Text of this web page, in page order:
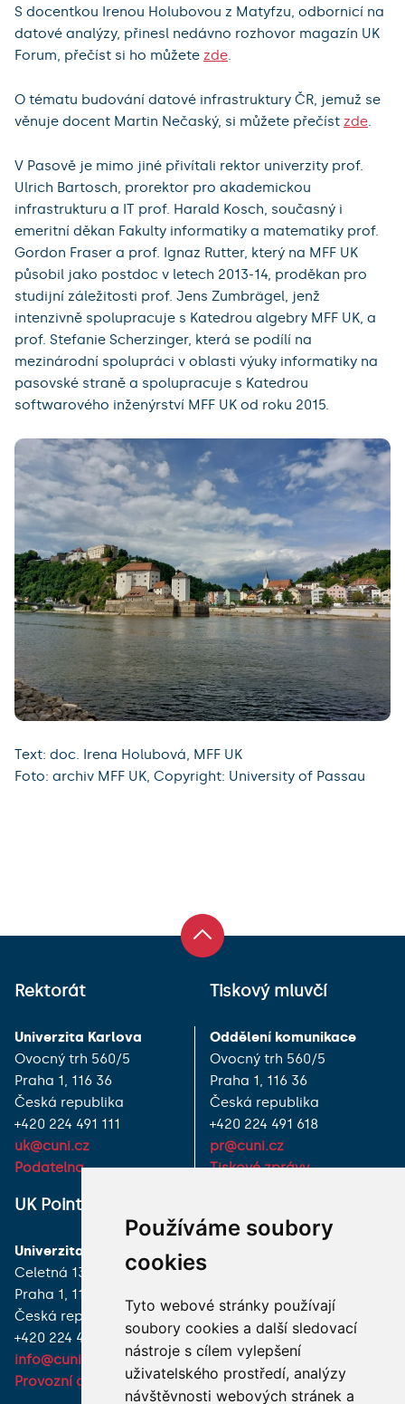
Používáme soubory
cookies
Tyto webové stránky používají
soubory cookies a další sledovací
nástroje s cílem vylepšení
uživatelského prostředí, analýzy
návštěvnosti webových stránek a
S docentkou Irenou Holubovou z Matyfzu, odbornicí na
datové analýzy, přinesl nedávno rozhovor magazín UK
Forum, přečíst si ho můžete zde.
O tématu budování datové infrastruktury ČR, jemuž se
věnuje docent Martin Nečaský, si můžete přečíst zde.
V Pasově je mimo jiné přivítali rektor univerzity prof.
Ulrich Bartosch, prorektor pro akademickou
infrastrukturu a IT prof. Harald Kosch, současný i
emeritní děkan Fakulty informatiky a matematiky prof.
Gordon Fraser a prof. Ignaz Rutter, který na MFF UK
působil jako postdoc v letech 2013-14, proděkan pro
studijní záležitosti prof. Jens Zumbrägel, jenž
intenzivně spolupracuje s Katedrou algebry MFF UK, a
prof. Stefanie Scherzinger, která se podílí na
mezinárodní spolupráci v oblasti výuky informatiky na
pasovské straně a spolupracuje s Katedrou
softwarového inženýrství MFF UK od roku 2015.
Text: doc. Irena Holubová, MFF UK
Foto: archiv MFF UK, Copyright: University of Passau
Rektorát
Univerzita Karlova
Ovocný trh 560/5
Praha 1, 116 36
Česká republika
+420 224 491 111
uk@cuni.cz
Podatelna
Tiskový mluvčí
Oddělení komunikace
Ovocný trh 560/5
Praha 1, 116 36
Česká republika
+420 224 491 618
pr@cuni.cz
Tiskové zprávy
UK Point
Univerzita Karlova
Celetná 13
Praha 1, 116 36
Česká republika
+420 224 491 850
info@cuni.cz
Provozní doba a kontakty
JAK K NÁM?